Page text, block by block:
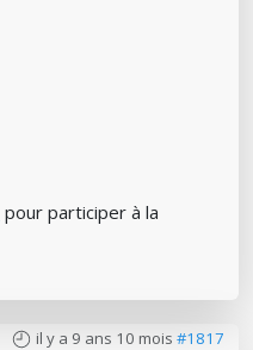
pour participer à la
il y a 9 ans 10 mois #1817